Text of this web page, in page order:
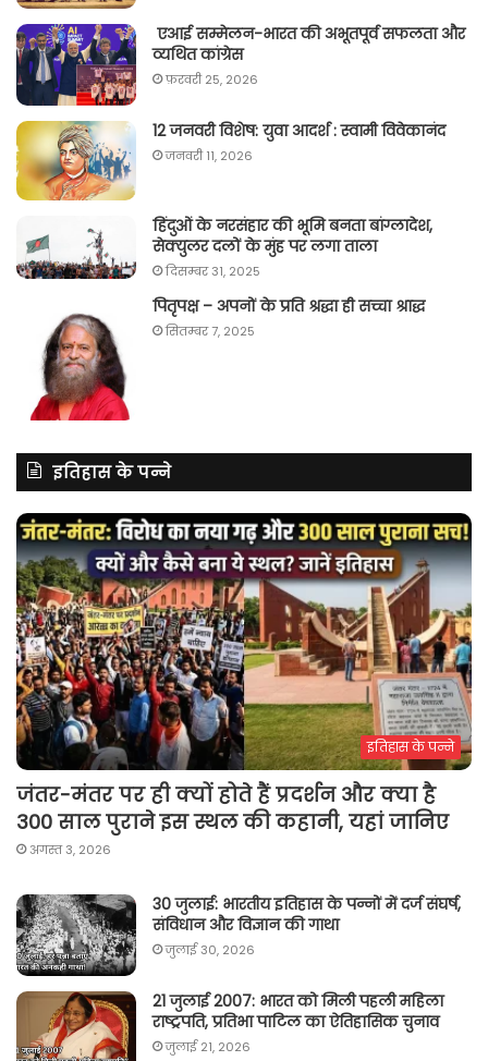
एआई सम्मेलन-भारत की अभूतपूर्व सफलता और
व्यथित कांग्रेस
फ़रवरी 25, 2026
12 जनवरी विशेष: युवा आदर्श : स्वामी विवेकानंद
जनवरी 11, 2026
हिंदुओं के नरसंहार की भूमि बनता बांग्लादेश,
सेक्युलर दलों के मुंह पर लगा ताला
दिसम्बर 31, 2025
पितृपक्ष – अपनों के प्रति श्रद्धा ही सच्चा श्राद्ध
सितम्बर 7, 2025
इतिहास के पन्ने
इतिहास के पन्ने
जंतर-मंतर पर ही क्यों होते हैं प्रदर्शन और क्या है
300 साल पुराने इस स्थल की कहानी, यहां जानिए
अगस्त 3, 2026
30 जुलाई: भारतीय इतिहास के पन्नों में दर्ज संघर्ष,
संविधान और विज्ञान की गाथा
जुलाई 30, 2026
21 जुलाई 2007: भारत को मिली पहली महिला
राष्ट्रपति, प्रतिभा पाटिल का ऐतिहासिक चुनाव
जुलाई 21, 2026